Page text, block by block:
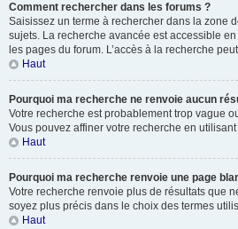
Comment rechercher dans les forums ?
Saisissez un terme à rechercher dans la zone
sujets. La recherche avancée est accessible
les pages du forum. L’accès à la recherche
Haut
Pourquoi ma recherche ne renvoie aucun
Votre recherche est probablement trop vague
Vous pouvez affiner votre recherche en
Haut
Pourquoi ma recherche renvoie une page
Votre recherche renvoie plus de résultats que
soyez plus précis dans le choix des termes
Haut